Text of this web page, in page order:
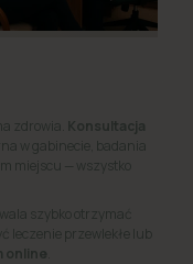
zdrowia. Konsultacja
w gabinecie, badania
miejscu — wszystko
szybko otrzymać
leczenie przewlekłe lub
online